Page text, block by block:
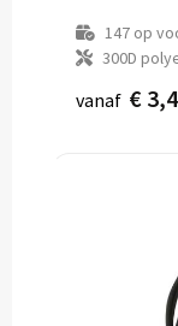
147op
300D
vanaf €